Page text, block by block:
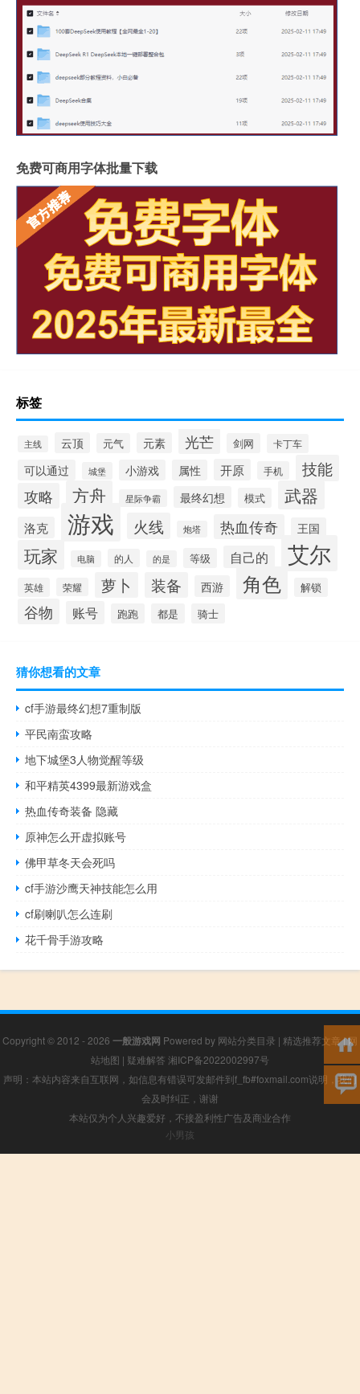
免费可商用字体批量下载
标签
主线 云顶 元气 元素 光芒 剑网 卡丁车
可以通过 城堡 小游戏 属性 开原 手机 技能
攻略 方舟 星际争霸 最终幻想 模式 武器
洛克 游戏 火线 炮塔 热血传奇 王国
玩家 电脑 的人 的是 等级 自己的 艾尔
英雄 荣耀 萝卜 装备 西游 角色 解锁
谷物 账号 跑跑 都是 骑士
猜你想看的文章
cf手游最终幻想7重制版
平民南蛮攻略
地下城堡3人物觉醒等级
和平精英4399最新游戏盒
热血传奇装备 隐藏
原神怎么开虚拟账号
佛甲草冬天会死吗
cf手游沙鹰天神技能怎么用
cf刷喇叭怎么连刷
花千骨手游攻略
Copyright © 2012 - 2026 一般游戏网 Powered by 网站分类目录 | 精选推荐文章|网
站地图 | 疑难解答 湘ICP备2022002997号
声明：本站内容来自互联网，如信息有错误可发邮件到f_fb#foxmail.com说明，我们
会及时纠正，谢谢
本站仅为个人兴趣爱好，不接盈利性广告及商业合作
小男孩